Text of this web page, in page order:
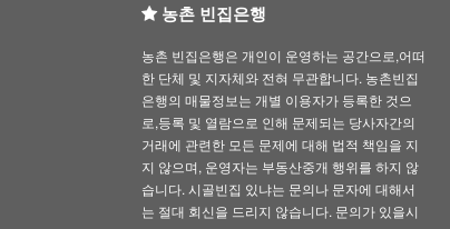
농촌 빈집은행
농촌 빈집은행은 개인이 운영하는 공간으로,어떠
한 단체 및 지자체와 전혀 무관합니다. 농촌빈집
은행의 매물정보는 개별 이용자가 등록한 것으
로,등록 및 열람으로 인해 문제되는 당사자간의
거래에 관련한 모든 문제에 대해 법적 책임을 지
지 않으며, 운영자는 부동산중개 행위를 하지 않
습니다. 시골빈집 있냐는 문의나 문자에 대해서
는 절대 회신을 드리지 않습니다. 문의가 있을시